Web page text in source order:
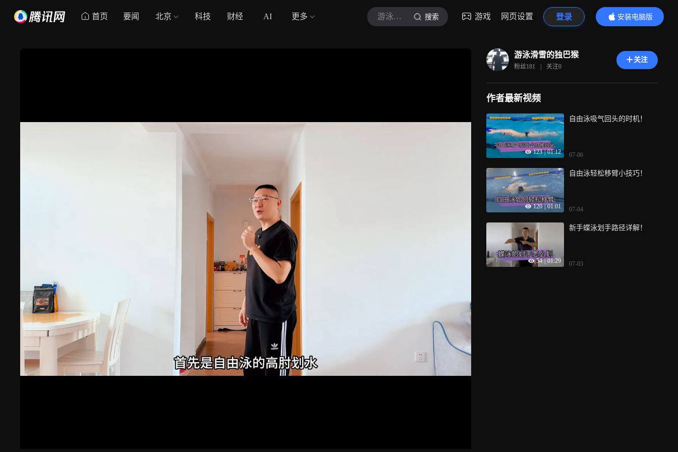
首页 要闻 北京 科技 财经 AI 更多 游泳滑雪的独巴猴 搜索 游戏 网页设置 登录
安装电脑版
内容更精彩
游泳滑雪的独巴猴
粉丝181 | 关注0
关注
作者最新视频
123 | 01:12
自由泳吸气回头的时机！
07-06
120 | 01:01
自由泳轻松移臂小技巧！
07-04
54 | 01:29
新手蝶泳划手路径详解！
07-03